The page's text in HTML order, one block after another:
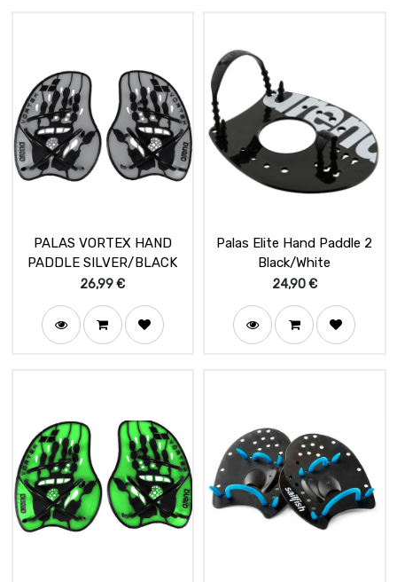
PALAS VORTEX HAND
PADDLE SILVER/BLACK
26,99€
Palas Elite Hand Paddle 2
Black/White
24,90€